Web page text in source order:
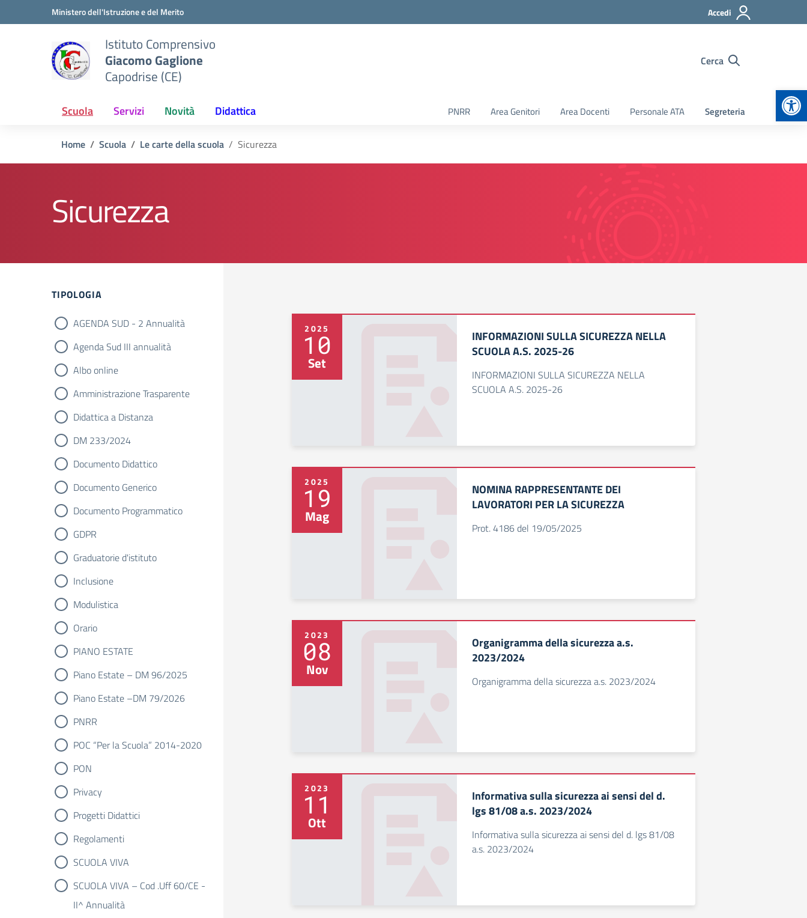
Vai ai contenuti
Vai al menu di navigazioneMinistero dell'Istruzione e del Merito Accedi
Istituto Comprensivo
Giacomo Gaglione
Capodrise (CE)
Cerca
Scuola Servizi Novità Didattica PNRR Area Genitori Area Docenti Personale ATA Segreteria
Home Scuola Le carte della scuola Sicurezza
Sicurezza
Filtri
TIPOLOGIA
AGENDA SUD - 2 Annualità
Agenda Sud III annualità
Albo online
Amministrazione Trasparente
Didattica a Distanza
DM 233/2024
Documento Didattico
Documento Generico
Documento Programmatico
GDPR
Graduatorie d'istituto
Inclusione
Modulistica
Orario
PIANO ESTATE
Piano Estate – DM 96/2025
Piano Estate –DM 79/2026
PNRR
POC “Per la Scuola” 2014-2020
PON
Privacy
Progetti Didattici
Regolamenti
SCUOLA VIVA
SCUOLA VIVA – Cod .Uff 60/CE -
II^ Annualità
2025
10
Set
INFORMAZIONI SULLA SICUREZZA NELLA
SCUOLA A.S. 2025-26
INFORMAZIONI SULLA SICUREZZA NELLA
SCUOLA A.S. 2025-26
2025
19
Mag
NOMINA RAPPRESENTANTE DEI
LAVORATORI PER LA SICUREZZA
Prot. 4186 del 19/05/2025
2023
08
Nov
Organigramma della sicurezza a.s.
2023/2024
Organigramma della sicurezza a.s. 2023/2024
2023
11
Ott
Informativa sulla sicurezza ai sensi del d.
lgs 81/08 a.s. 2023/2024
Informativa sulla sicurezza ai sensi del d. lgs 81/08
a.s. 2023/2024